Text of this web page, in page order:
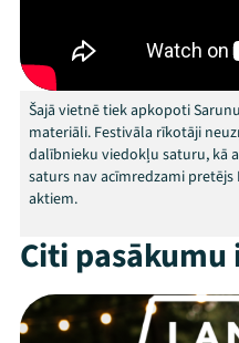
Šajā vietnē tiek apkopoti
materiāli. Festivāla rīkotāji
dalībnieku viedokļu saturu, kā
saturs nav acīmredzami
aktiem.
Citi